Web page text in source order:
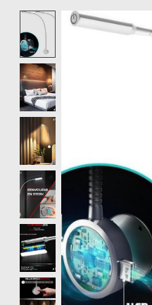
Product image